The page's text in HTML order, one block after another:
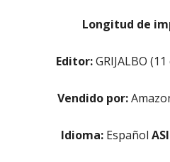
Longitud de
Editor:GRIJALBO
Vendido por:
Idioma:Español